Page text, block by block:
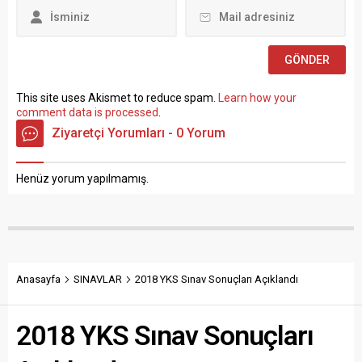
Sosyal Çalışmacı; sözlü
This site uses Akismet to reduce spam.
Learn how your
comment data is processed
Ziyaretçi Yorumları - 0 Yorum
Henüz yorum yapılmamış.
Anasayfa SINAVLAR 2018 YKS Sınav Sonuçları Açıklandı
2018 YKS Sınav Sonuçları